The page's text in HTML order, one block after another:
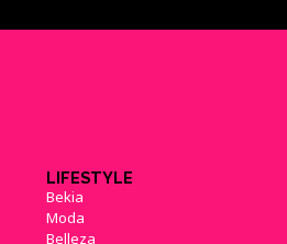
Vídeo Impresiones: 'Final
Fantasy XV' Episodio Duscae,
combate y mundo
LIFESTYLE
Bekia
Moda
Belleza